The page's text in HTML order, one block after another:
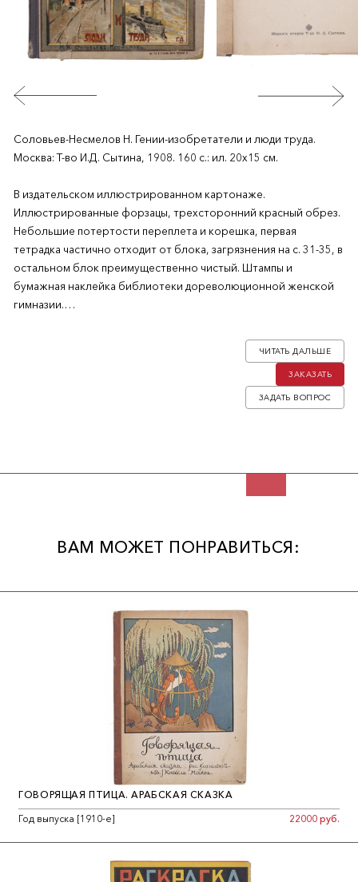
Соловьев-Несмелов Н. Гении-изобретатели и люди труда.
Москва: Т-во И.Д. Сытина, 1908. 160 с.: ил. 20х15 см.
В издательском иллюстрированном картонаже.
Иллюстрированные форзацы, трехсторонний красный обрез.
Небольшие потертости переплета и корешка, первая
тетрадка частично отходит от блока, загрязнения на с. 31-35, в
остальном блок преимущественно чистый. Штампы и
бумажная наклейка библиотеки дореволюционной женской
гимназии.
Издание для детей старшего возраста. Книга детского
писателя Николая Александровича Соловьева-Несмелова
(1847-1901) представляет собой ряд биографических статей,
посвященных всемирно известным научным деятелям, ученым
ЗАДАТЬ ВОПРОС
ЗАКАЗАТЬ
ЧИТАТЬ ДАЛЬШЕ
ВАМ МОЖЕТ ПОНРАВИТЬСЯ:
ГОВОРЯЩАЯ ПТИЦА. АРАБСКАЯ СКАЗКА
Год выпуска [1910-е]
22000 руб.